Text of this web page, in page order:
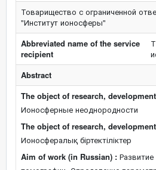
Товарищество с ограниченной
"Институт ионосферы"
Abbreviated name of the service
recipient
Abstract
The object of research,
Ионосферные неоднородности
The object of research,
Ионосфералық біртектіліктер
Aim of work (in Russian) :